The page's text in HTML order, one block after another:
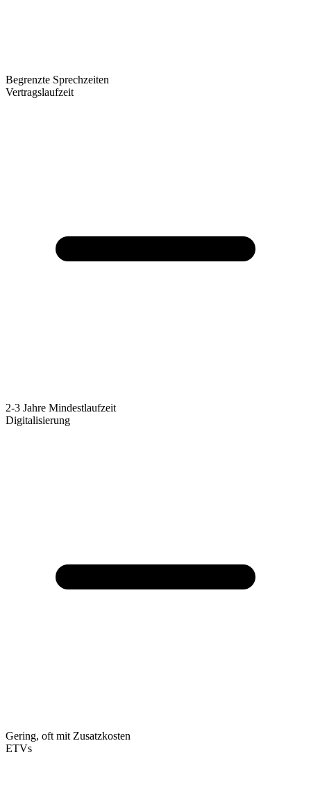
Begrenzte Sprechzeiten
Vertragslaufzeit
2-3 Jahre Mindestlaufzeit
Digitalisierung
Gering, oft mit Zusatzkosten
ETVs